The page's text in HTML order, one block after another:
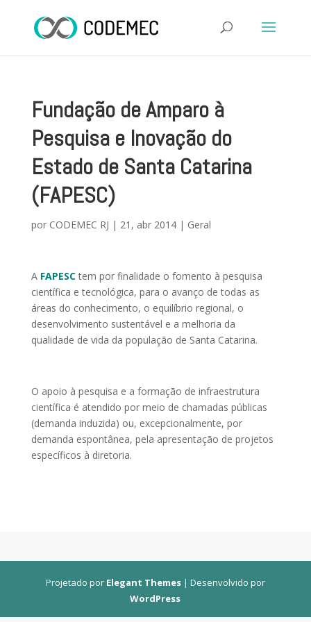
Fundação de Amparo à
Pesquisa e Inovação do
Estado de Santa Catarina
(FAPESC)
por CODEMEC RJ | 21, abr 2014| Geral
A FAPESCtem por finalidade o fomento à pesquisa
científica e tecnológica, para o avanço de todas as
áreas do conhecimento, o equilíbrio regional, o
desenvolvimento sustentável e a melhoria da
qualidade de vida da população de Santa Catarina.
O apoio à pesquisa e a formação de infraestrutura
científica é atendido por meio de chamadas públicas
(demanda induzida) ou, excepcionalmente, por
demanda espontânea, pela apresentação de projetos
específicos à diretoria.
Projetado por Elegant Themes| Desenvolvido por
WordPress